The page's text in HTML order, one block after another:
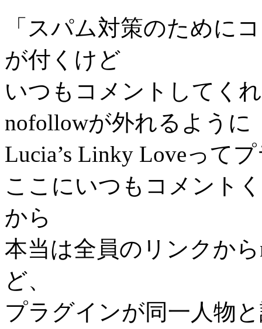
「スパム対策のために
が付くけど
いつもコメントしてく
nofollowが外れるように
Lucia’s Linky Loveって
ここにいつもコメント
から
本当は全員のリンクか
ど、
プラグインが同一人物